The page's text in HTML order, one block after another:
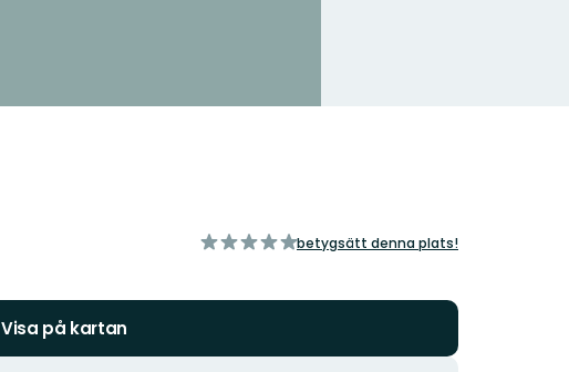
av
betygsätt denna plats!
Visa på kartan